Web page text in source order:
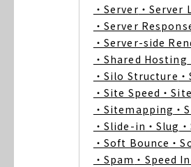
・Server ・Server
・Server
・Server-side
・Shared Hosting
・Silo Structure
・Site Speed ・
・Sitemapping ・
・Slide-in ・Slug
・Soft Bounce ・
・Spam ・Speed